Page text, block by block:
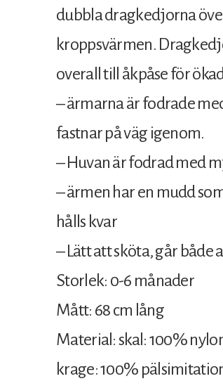
dubbla dragkedjorna
kroppsvärmen.
overall till åkpåse för
– ärmarna är fodrade
fastnar på väg igenom.
– Huvan är fodrad med
– ärmen har en mudd
hålls kvar
– Lätt att sköta, går
Storlek: 0-6 månader
Mått: 68 cm lång
Material: skal: 100%
krage: 100%